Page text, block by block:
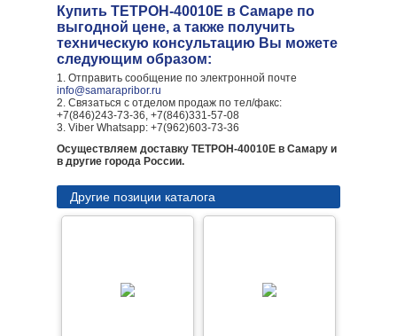
Купить ТЕТРОН-40010Е в Самаре по
выгодной цене, а также получить
техническую консультацию Вы можете
следующим образом:
1. Отправить сообщение по электронной почте
info@samarapribor.ru
2. Связаться с отделом продаж по тел/факс:
+7(846)243-73-36, +7(846)331-57-08
3. Viber Whatsapp: +7(962)603-73-36
Осуществляем доставку ТЕТРОН-40010Е в Самару и
в другие города России.
Другие позиции каталога